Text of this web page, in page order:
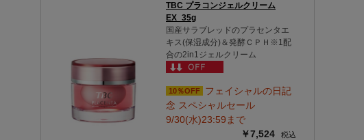
TBC プラコンジェルクリーム
EX_35g
国産サラブレッドのプラセンタエ
キス(保湿成分)＆発酵ＣＰＨ※1配
合の2in1ジェルクリーム
10％OFF
フェイシャルの日記
念 スペシャルセール
9/30(水)23:59まで
￥7,524